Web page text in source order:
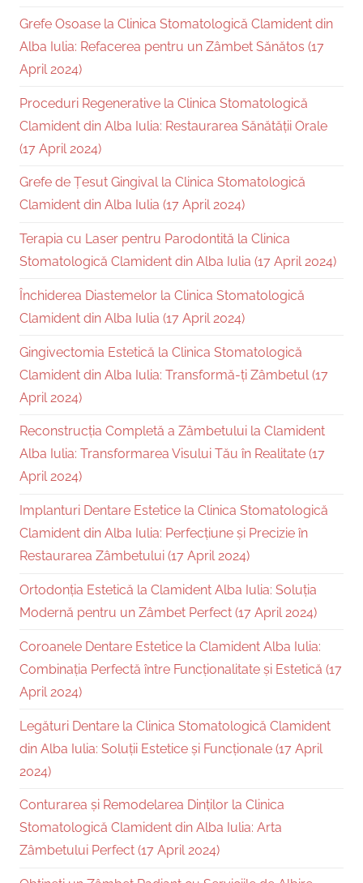
Grefe Osoase la Clinica Stomatologică Clamident din
Alba Iulia: Refacerea pentru un Zâmbet Sănătos (17
April 2024)
Proceduri Regenerative la Clinica Stomatologică
Clamident din Alba Iulia: Restaurarea Sănătății Orale
(17 April 2024)
Grefe de Țesut Gingival la Clinica Stomatologică
Clamident din Alba Iulia (17 April 2024)
Terapia cu Laser pentru Parodontită la Clinica
Stomatologică Clamident din Alba Iulia (17 April 2024)
Închiderea Diastemelor la Clinica Stomatologică
Clamident din Alba Iulia (17 April 2024)
Gingivectomia Estetică la Clinica Stomatologică
Clamident din Alba Iulia: Transformă-ți Zâmbetul (17
April 2024)
Reconstrucția Completă a Zâmbetului la Clamident
Alba Iulia: Transformarea Visului Tău în Realitate (17
April 2024)
Implanturi Dentare Estetice la Clinica Stomatologică
Clamident din Alba Iulia: Perfecțiune și Precizie în
Restaurarea Zâmbetului (17 April 2024)
Ortodonția Estetică la Clamident Alba Iulia: Soluția
Modernă pentru un Zâmbet Perfect (17 April 2024)
Coroanele Dentare Estetice la Clamident Alba Iulia:
Combinația Perfectă între Funcționalitate și Estetică (17
April 2024)
Legături Dentare la Clinica Stomatologică Clamident
din Alba Iulia: Soluții Estetice și Funcționale (17 April
2024)
Conturarea și Remodelarea Dinților la Clinica
Stomatologică Clamident din Alba Iulia: Arta
Zâmbetului Perfect (17 April 2024)